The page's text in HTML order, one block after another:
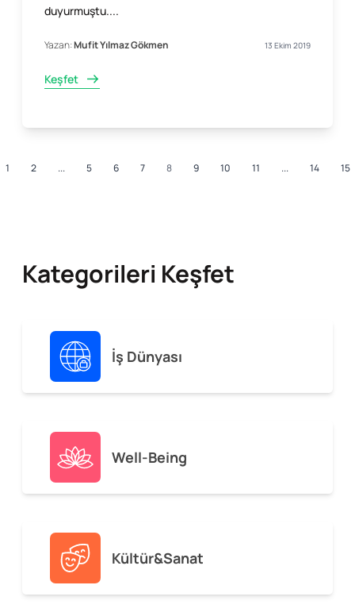
duyurmuştu....
Yazan:Mufit Yılmaz Gökmen 13 Ekim 2019
Keşfet
1 2 ... 5 6 7 8 9 10 11 ... 14 15
Kategorileri Keşfet
İş Dünyası
Well-Being
Kültür&Sanat